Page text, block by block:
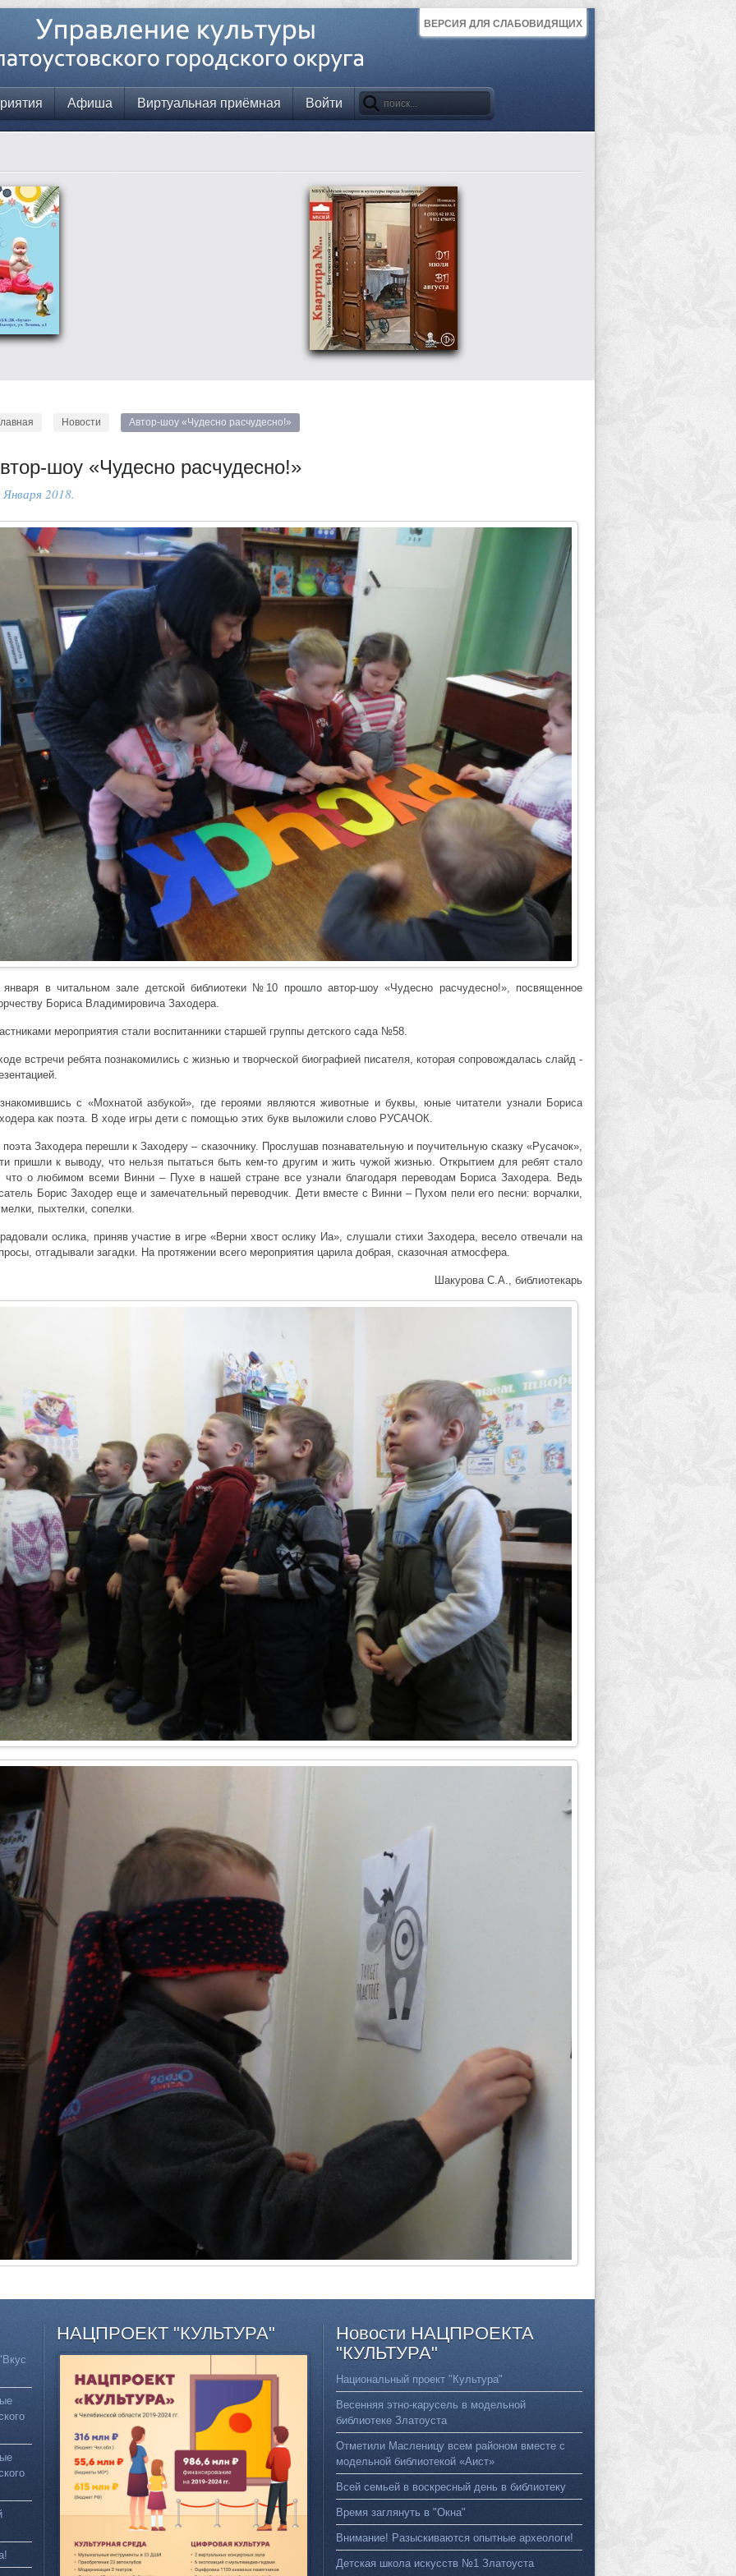
ВЕРСИЯ ДЛЯ СЛАБОВИДЯЩИХ
Афиша Виртуальная приёмная Войти
Новости Автор-шоу «Чудесно расчудесно!»
шоу «Чудесно расчудесно!»
2018.
января в читальном зале детской библиотеки №10 прошло автор-шоу «Чудесно расчудесно!», посвященное
Бориса Владимировича Заходера.
мероприятия стали воспитанники старшей группы детского сада №58.
встречи ребята познакомились с жизнью и творческой биографией писателя, которая сопровождалась слайд -
с «Мохнатой азбукой», где героями являются животные и буквы, юные читатели узнали Бориса
как поэта. В ходе игры дети с помощью этих букв выложили слово РУСАЧОК.
Заходера перешли к Заходеру – сказочнику. Прослушав познавательную и поучительную сказку «Русачок»,
пришли к выводу, что нельзя пытаться быть кем-то другим и жить чужой жизнью. Открытием для ребят стало
что о любимом всеми Винни – Пухе в нашей стране все узнали благодаря переводам Бориса Заходера. Ведь
Борис Заходер еще и замечательный переводчик. Дети вместе с Винни – Пухом пели его песни: ворчалки,
пыхтелки, сопелки.
ослика, приняв участие в игре «Верни хвост ослику Иа», слушали стихи Заходера, весело отвечали на
отгадывали загадки. На протяжении всего мероприятия царила добрая, сказочная атмосфера.
Шакурова С.А., библиотекарь
НАЦПРОЕКТ "КУЛЬТУРА" Новости НАЦПРОЕКТА
"КУЛЬТУРА"
Национальный проект "Культура"
Весенняя этно-карусель в модельной
библиотеке Златоуста
Отметили Масленицу всем районом вместе с
модельной библиотекой «Аист»
Всей семьей в воскресный день в библиотеку
Время заглянуть в "Окна"
Внимание! Разыскиваются опытные археологи!
Детская школа искусств №1 Златоуста